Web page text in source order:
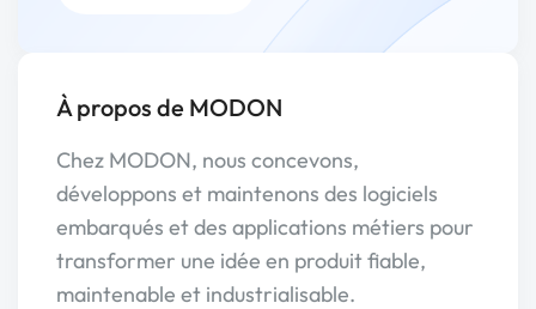
À propos de MODON
Chez MODON, nous concevons,
développons et maintenons des logiciels
embarqués et des applications métiers pour
transformer une idée en produit fiable,
maintenable et industrialisable.